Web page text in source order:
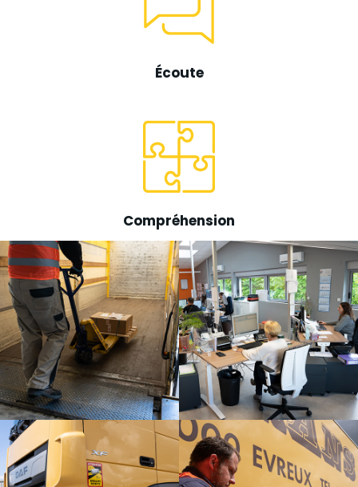
Écoute
Compréhension